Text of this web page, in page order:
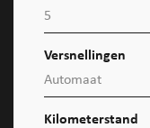
5
Versnellingen
Automaat
Kilometerstand